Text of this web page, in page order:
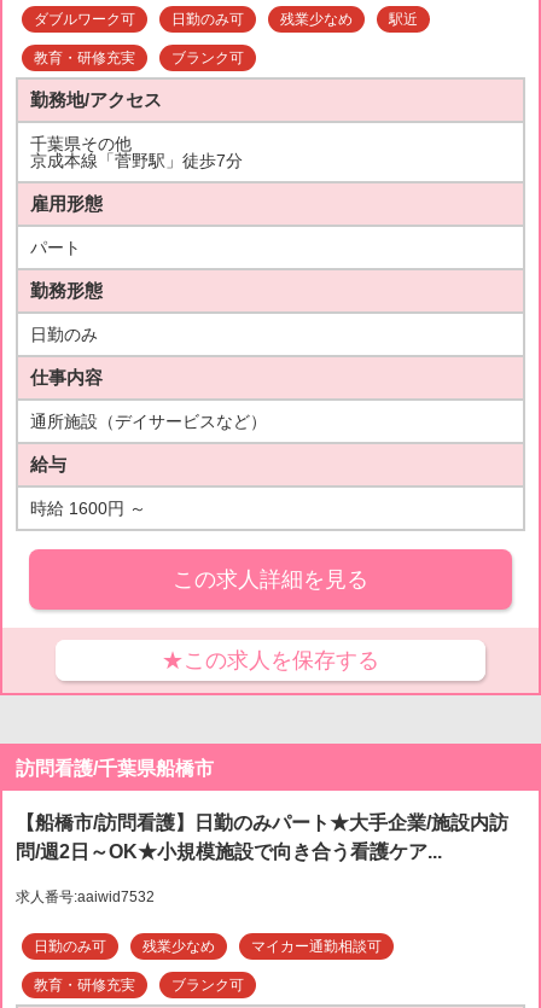
ダブルワーク可 日勤のみ可 残業少なめ 駅近
教育・研修充実 ブランク可
勤務地/アクセス
千葉県その他
京成本線「菅野駅」徒歩7分
雇用形態
パート
勤務形態
日勤のみ
仕事内容
通所施設（デイサービスなど）
給与
時給 1600円 ～
この求人詳細を見る
★この求人を保存する
訪問看護/千葉県船橋市
【船橋市/訪問看護】日勤のみパート★大手企業/施設内訪
問/週2日～OK★小規模施設で向き合う看護ケア...
求人番号:aaiwid7532
日勤のみ可 残業少なめ マイカー通勤相談可
教育・研修充実 ブランク可